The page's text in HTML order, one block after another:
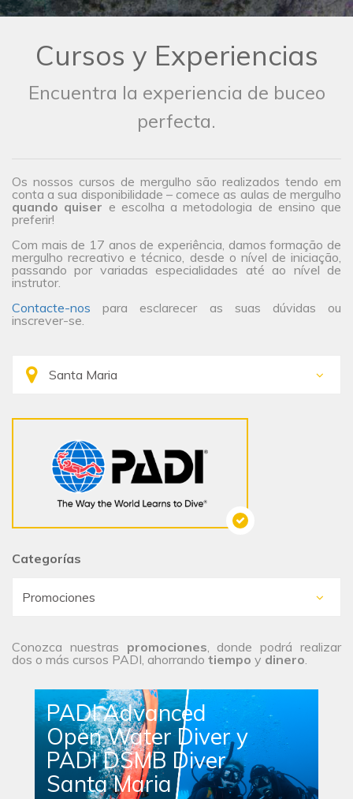
Cursos y Experiencias
Encuentra la experiencia de buceo
perfecta.
Os nossos cursos de mergulho são realizados tendo em
conta a sua disponibilidade – comece as aulas de mergulho
quando quiser e escolha a metodologia de ensino que
preferir!
Com mais de 17 anos de experiência, damos formação de
mergulho recreativo e técnico, desde o nível de iniciação,
passando por variadas especialidades até ao nível de
instrutor.
Contacte-nos para esclarecer as suas dúvidas ou
inscrever-se.
Categorías
Conozca nuestras promociones, donde podrá realizar
dos o más cursos PADI, ahorrando tiempo y dinero.
PADI Advanced
Open Water Diver y
PADI DSMB Diver
Santa Maria